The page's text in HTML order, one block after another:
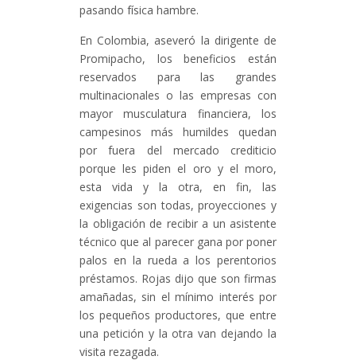
pasando física hambre.
En Colombia, aseveró la dirigente de
Promipacho, los beneficios están
reservados para las grandes
multinacionales o las empresas con
mayor musculatura financiera, los
campesinos más humildes quedan
por fuera del mercado crediticio
porque les piden el oro y el moro,
esta vida y la otra, en fin, las
exigencias son todas, proyecciones y
la obligación de recibir a un asistente
técnico que al parecer gana por poner
palos en la rueda a los perentorios
préstamos. Rojas dijo que son firmas
amañadas, sin el mínimo interés por
los pequeños productores, que entre
una petición y la otra van dejando la
visita rezagada.